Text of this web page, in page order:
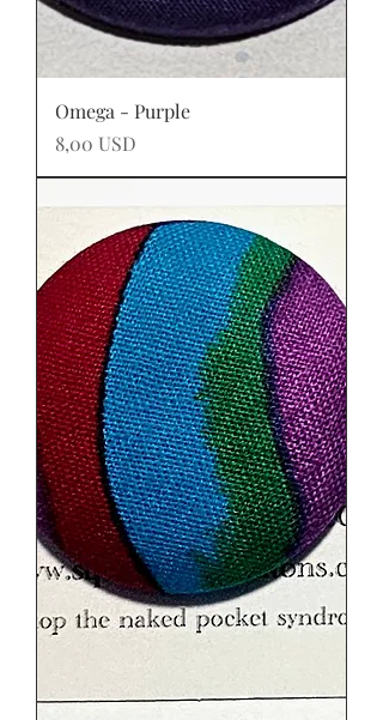
Omega - Purple
Prezzo
8,00 USD